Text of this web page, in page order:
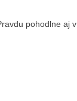
pohodlne aj v